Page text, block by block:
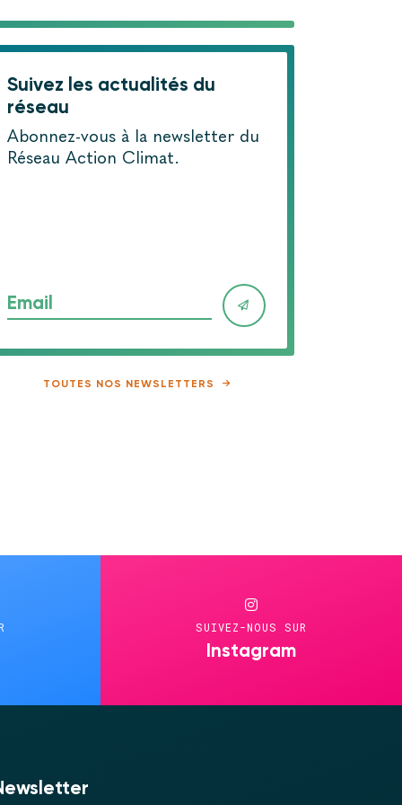
Suivez les actualités du
réseau
Abonnez-vous à la newsletter du
Réseau Action Climat.
Email
TOUTES NOS NEWSLETTERS
SUIVEZ-NOUS SUR
Instagram